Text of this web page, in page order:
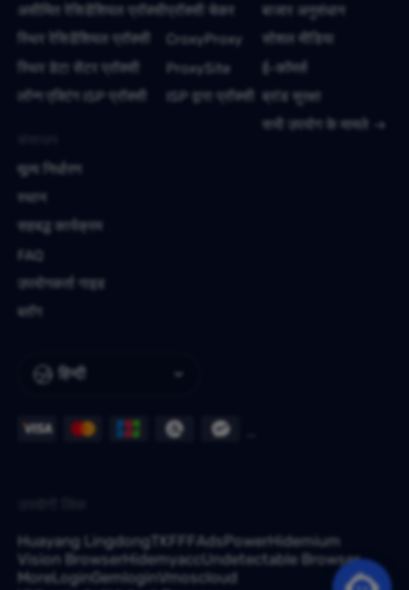
हिन्दी
असीमित रेसिडेंशियल प्रॉक्सी
स्थिर रेसिडेंशियल प्रॉक्सी
स्थिर डेटा सेंटर प्रॉक्सी
लॉन्ग एक्टिंग ISP प्रॉक्सी
प्रॉक्सी चेकर
CroxyProxy
ProxySite
ISP द्वारा प्रॉक्सी
बाजार अनुसंधान
सोशल मीडिया
ई-कॉमर्स
ब्रांड सुरक्षा
सभी उपयोग के मामले
मूल्य निर्धारण
स्थान
सहबद्ध कार्यक्रम
FAQ
उपयोगकर्ता गाइड
ब्लॉग
Huayang Lingdong TKFFF AdsPowerHidemium
Vision BrowserHidemyaccUndetectable Browser
MoreLoginGemloginVmoscloud